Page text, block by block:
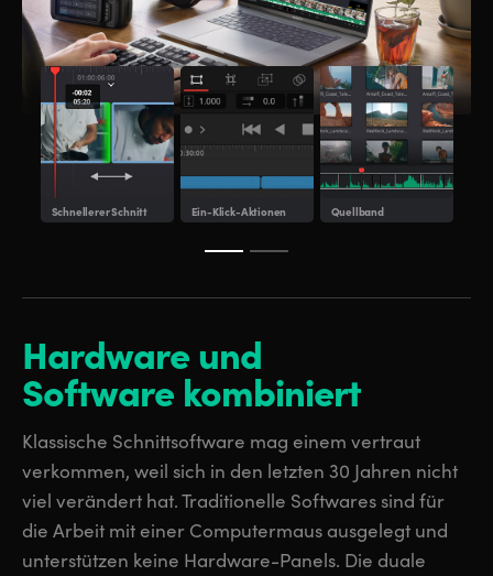
Schnellerer Schnitt Ein-Klick-Aktionen Quellband
Hardware und
Software kombiniert
Klassische Schnittsoftware mag einem vertraut
verkommen, weil sich in den letzten 30 Jahren nicht
viel verändert hat. Traditionelle Softwares sind für
die Arbeit mit einer Computermaus ausgelegt und
unterstützen keine Hardware-Panels. Die duale